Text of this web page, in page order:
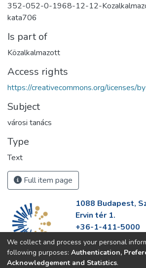
352-052-0-1968-12-12-
kata706
Is part of
Közalkalmazott
Access rights
https://creativecommons.org/licenses/
Subject
városi tanács
Type
Text
Full item page
1088 Budapest,
Ervin tér 1.
+36-1-411-5000
info@fszek.hu
https://fszek.hu
We collect and process your personal
following purposes: Authentication,
Acknowledgement and Statistics.